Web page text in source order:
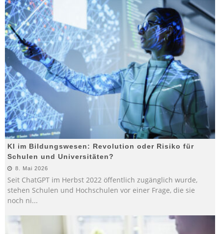
KI im Bildungswesen: Revolution oder Risiko für
Schulen und Universitäten?
8. Mai 2026
Seit ChatGPT im Herbst 2022 öffentlich zugänglich wurde,
stehen Schulen und Hochschulen vor einer Frage, die sie
noch ni...